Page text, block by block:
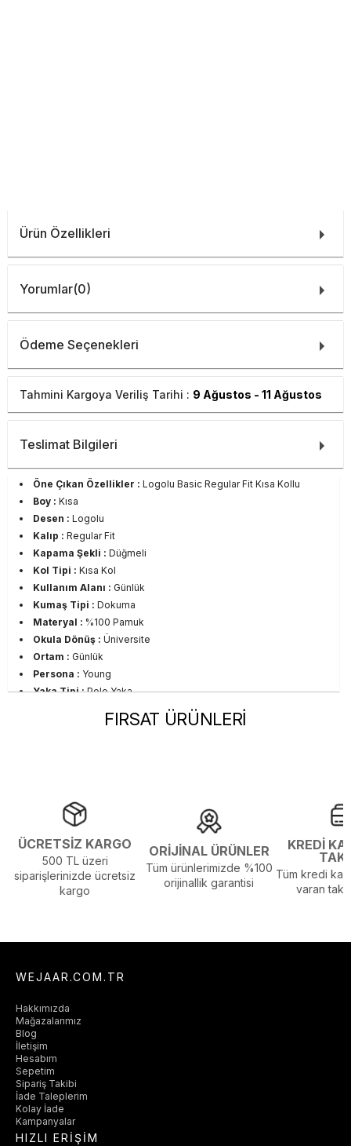
Ürün Özellikleri
Yorumlar(0)
Ödeme Seçenekleri
Tahmini Kargoya Veriliş Tarihi : 9 Ağustos - 11 Ağustos
Teslimat Bilgileri
Öne Çıkan Özellikler : Logolu Basic Regular Fit Kısa Kollu
Boy : Kısa
Desen : Logolu
Kalıp : Regular Fit
Kapama Şekli : Düğmeli
Kol Tipi : Kısa Kol
Kullanım Alanı : Günlük
Kumaş Tipi : Dokuma
Materyal : %100 Pamuk
Okula Dönüş : Üniversite
Ortam : Günlük
Persona : Young
Yaka Tipi :Polo Yaka
Yetişkin
FIRSAT ÜRÜNLERİ
ÜCRETSİZ KARGO
500 TL üzeri
siparişlerinizde ücretsiz
kargo
ORİJİNAL ÜRÜNLER
Tüm ürünlerimizde %100
orijinallik garantisi
KREDİ
Tüm kredi
varan
WEJAAR.COM.TR
Hakkımızda
Mağazalarımız
Blog
İletişim
Hesabım
Sepetim
Sipariş Takibi
İade Taleplerim
Kolay İade
Kampanyalar
HIZLI ERİŞİM